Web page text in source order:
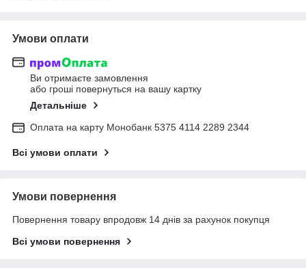
Умови оплати
Ви отримаєте замовлення
або гроші повернуться на вашу картку
Детальніше
Оплата на карту Монобанк 5375 4114 2289 2344
Всі умови оплати
Умови повернення
Повернення товару впродовж 14 днів за рахунок покупця
Всі умови повернення